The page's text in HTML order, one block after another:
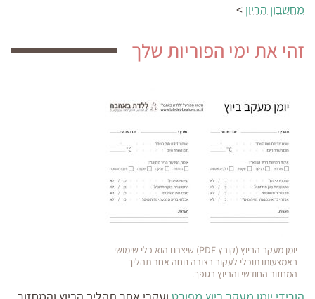
מחשבון הריון >
זהי את ימי הפוריות שלך
יומן מעקב הביוץ (קובץ PDF) שיצרנו הוא כלי שימושי
באמצעותו תוכלי לעקוב בצורה נוחה אחר תהליך
המחזור החודשי והביוץ בגופך.